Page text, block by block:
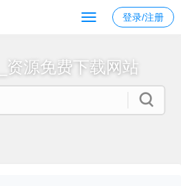
登录/注册
资源免费下载网站